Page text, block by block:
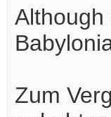
Although
Zum